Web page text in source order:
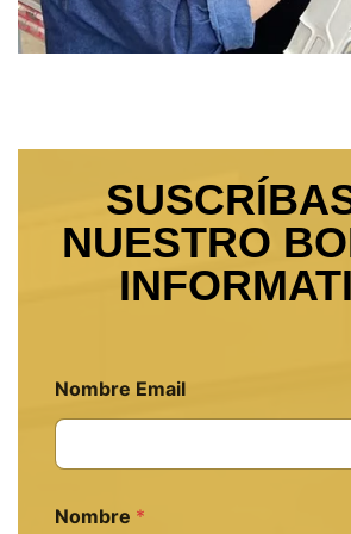
NUESTRO
Nombre Email
Nombre *